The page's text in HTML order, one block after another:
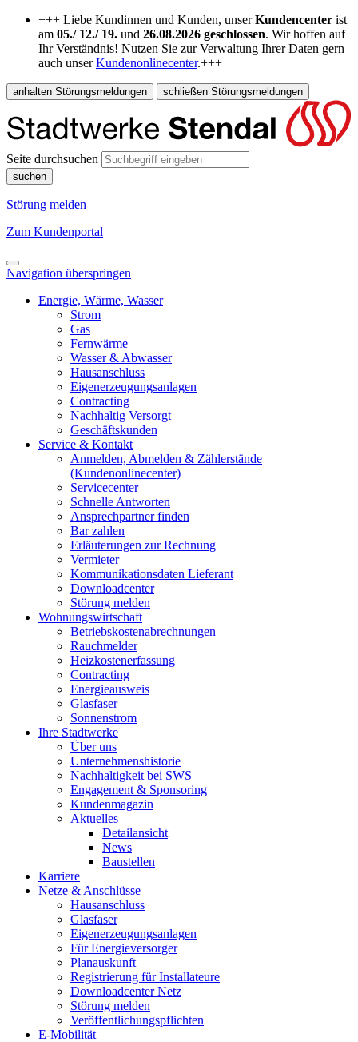
+++ Liebe Kundinnen und Kunden, unserKundencenter ist
am 05./ 12./ 19. und 26.08.2026 geschlossen. Wir hoffen auf
Ihr Verständnis! Nutzen Sie zur Verwaltung Ihrer Daten gern
auch unserKundenonlinecenter.+++
anhalten Störungsmeldungen schließen Störungsmeldungen
Seite durchsuchen
suchen
Störung melden
Zum Kundenportal
Navigation überspringen
Energie, Wärme, Wasser
Strom
Gas
Fernwärme
Wasser & Abwasser
Hausanschluss
Eigenerzeugungsanlagen
Contracting
Nachhaltig Versorgt
Geschäftskunden
Service & Kontakt
Anmelden, Abmelden & Zählerstände
(Kundenonlinecenter)
Servicecenter
Schnelle Antworten
Ansprechpartner finden
Bar zahlen
Erläuterungen zur Rechnung
Vermieter
Kommunikationsdaten Lieferant
Downloadcenter
Störung melden
Wohnungswirtschaft
Betriebskostenabrechnungen
Rauchmelder
Heizkostenerfassung
Contracting
Energieausweis
Glasfaser
Sonnenstrom
Ihre Stadtwerke
Über uns
Unternehmenshistorie
Nachhaltigkeit bei SWS
Engagement & Sponsoring
Kundenmagazin
Aktuelles
Detailansicht
News
Baustellen
Karriere
Netze & Anschlüsse
Hausanschluss
Glasfaser
Eigenerzeugungsanlagen
Für Energieversorger
Planauskunft
Registrierung für Installateure
Downloadcenter Netz
Störung melden
Veröffentlichungspflichten
E-Mobilität